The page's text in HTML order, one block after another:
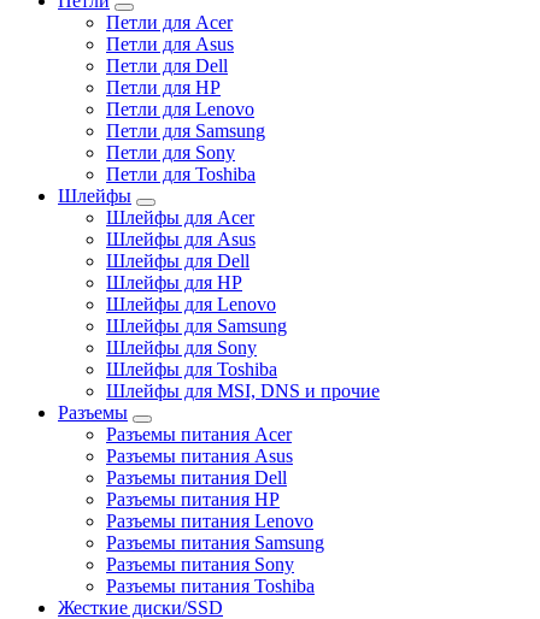
Петли для Acer
Петли для Asus
Петли для Dell
Петли для HP
Петли для Lenovo
Петли для Samsung
Петли для Sony
Петли для Toshiba
Шлейфы
Шлейфы для Acer
Шлейфы для Asus
Шлейфы для Dell
Шлейфы для HP
Шлейфы для Lenovo
Шлейфы для Samsung
Шлейфы для Sony
Шлейфы для Toshiba
Шлейфы для MSI, DNS и прочие
Разъемы
Разъемы питания Acer
Разъемы питания Asus
Разъемы питания Dell
Разъемы питания HP
Разъемы питания Lenovo
Разъемы питания Samsung
Разъемы питания Sony
Разъемы питания Toshiba
Жесткие диски/SSD